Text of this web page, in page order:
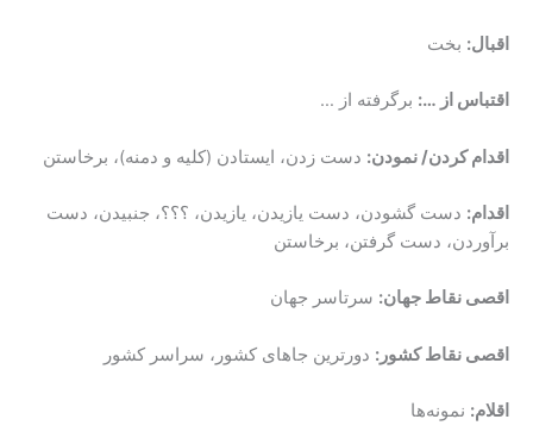
اقبال: بخت
اقتباس از …: برگرفته از …
اقدام کردن/ نمودن: دست زدن، ایستادن (کلیه و دمنه)، برخاستن
اقدام: دست گشودن، دست یازیدن، یازیدن، ؟؟؟، جنبیدن، دست
برآوردن، دست گرفتن، برخاستن
اقصی نقاط جهان: سرتاسر جهان
اقصی نقاط کشور: دورترین جاهای کشور، سراسر کشور
اقلام: نمونه‌ها